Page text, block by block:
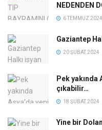
NEDENDEN
6 TEMMUZ 2024
Gaziantep
20 ŞUBAT 2024
Pek yakında
çıkabilir…
18 ŞUBAT 2024
Yine bir